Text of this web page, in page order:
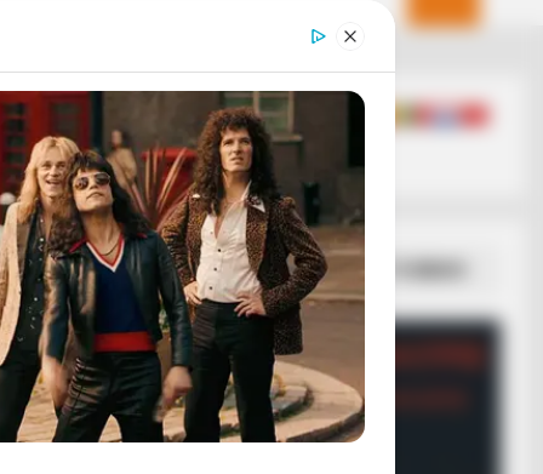
ΣΠΑΜΕ ΤΟ ΜΑΤΡΙΞ – ΤΟ ΒΙΒΛΙΟ
Followed A Strange Red Light—
Saw His Camera Footage